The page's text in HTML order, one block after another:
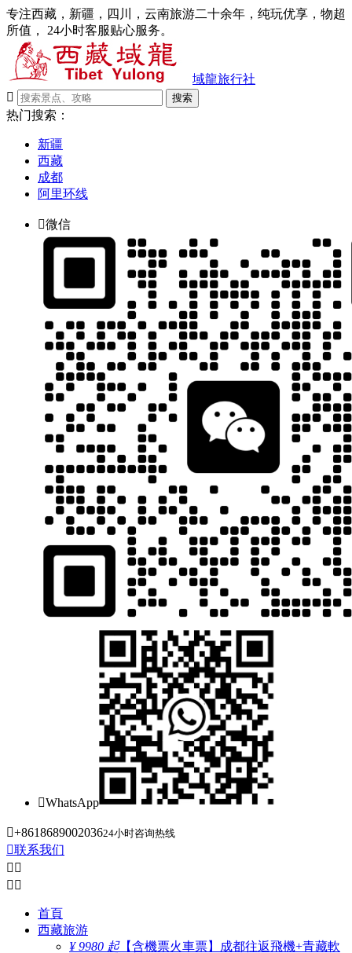
专注西藏，新疆，四川，云南旅游二十余年，纯玩优享，物超
所值， 24小时客服贴心服务。
域龍旅行社

搜索
热门搜索：
新疆
西藏
成都
阿里环线
微信
WhatsApp
+861868900203624小时咨询热线
联系我们
 
 
首頁
西藏旅游
¥ 9980 起【含機票火車票】成都往返飛機+青藏軟